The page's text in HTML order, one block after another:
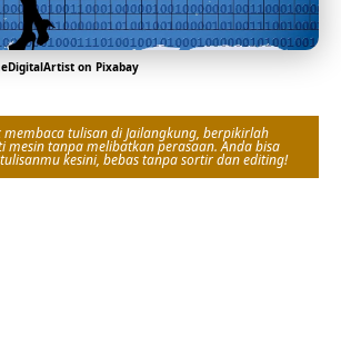
on Pixabay
membaca tulisan di Jailangkung, berpikirlah
mesin tanpa melibatkan perasaan. Anda bisa
kesini, bebas tanpa sortir dan editing!